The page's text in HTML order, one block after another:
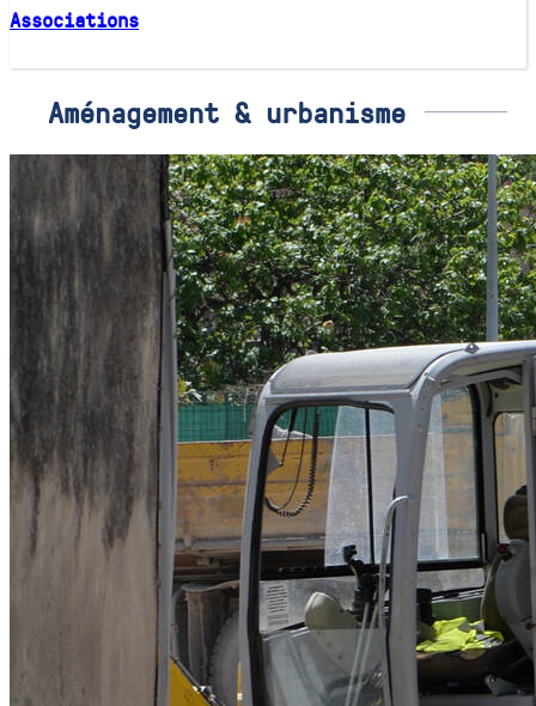
Associations
Aménagement & urbanisme